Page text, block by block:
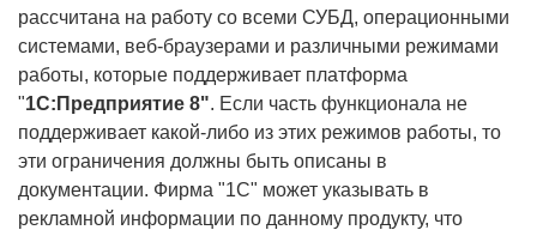
рассчитана на работу со всеми СУБД, операционными
системами, веб-браузерами и различными режимами
работы, которые поддерживает платформа
"1С:Предприятие 8". Если часть функционала не
поддерживает какой-либо из этих режимов работы, то
эти ограничения должны быть описаны в
документации. Фирма "1С" может указывать в
рекламной информации по данному продукту, что